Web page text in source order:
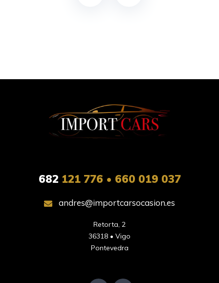
682 121 776 • 660 019 037
andres@importcarsocasion.es
Retorta, 2
36318 • Vigo
Pontevedra